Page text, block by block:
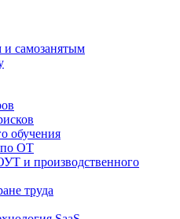
самозанятым
обучения
по ОТ
и производственного
труда